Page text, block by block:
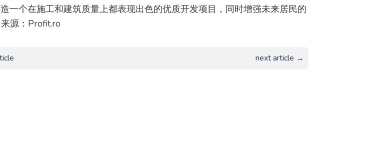
一个在施工和建筑质量上都表现出色的优质开发项目，同时增强未来居民的
源：Profit.ro
next article →